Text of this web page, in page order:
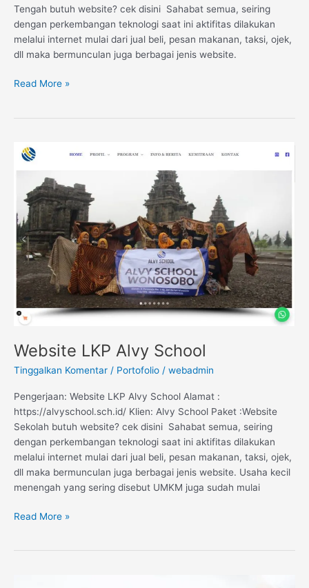
Tengah butuh website? cek disini Sahabat semua, seiring
dengan perkembangan teknologi saat ini aktifitas dilakukan
melalui internet mulai dari jual beli, pesan makanan, taksi, ojek,
dll maka bermunculan juga berbagai jenis website.
Read More »
Website LKP Alvy School
Tinggalkan Komentar / Portofolio / webadmin
Pengerjaan: Website LKP Alvy School Alamat :
https://alvyschool.sch.id/ Klien: Alvy School Paket :Website
Sekolah butuh website? cek disini Sahabat semua, seiring
dengan perkembangan teknologi saat ini aktifitas dilakukan
melalui internet mulai dari jual beli, pesan makanan, taksi, ojek,
dll maka bermunculan juga berbagai jenis website. Usaha kecil
menengah yang sering disebut UMKM juga sudah mulai
Website
LKP
School
Read More »